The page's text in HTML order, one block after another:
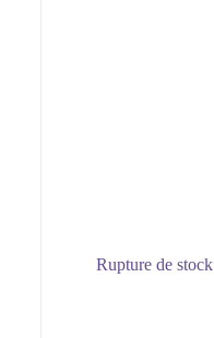
Rupture de stock